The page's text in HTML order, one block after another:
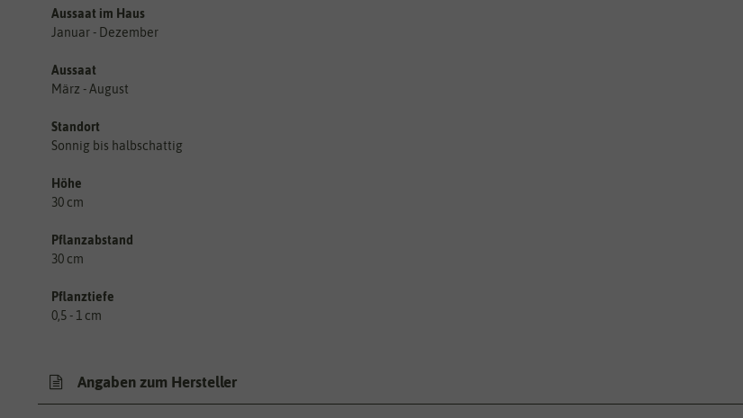
Aussaat im Haus
Januar - Dezember
Aussaat
März - August
Standort
Sonnig bis halbschattig
Höhe
30 cm
Pflanzabstand
30 cm
Pflanztiefe
0,5 - 1 cm
Angaben zum Hersteller